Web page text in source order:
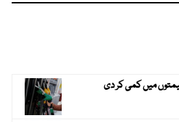
میں کمی کر دی